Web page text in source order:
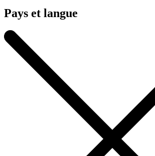
Pays et langue